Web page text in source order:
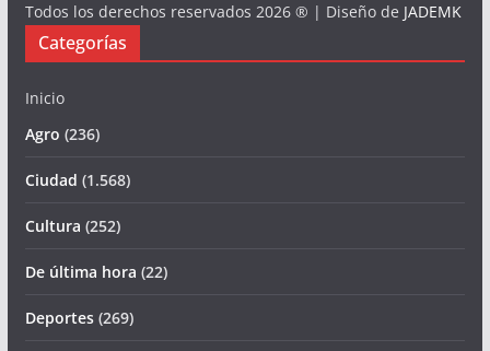
Todos los derechos reservados 2026 ® | Diseño de JADEMK
Categorías
Inicio
Agro (236)
Ciudad (1.568)
Cultura (252)
De última hora (22)
Deportes(269)